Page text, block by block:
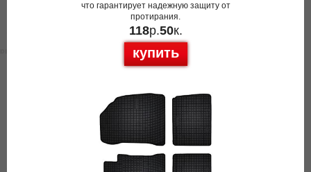
что гарантирует надежную защиту от
протирания.
118р.50к.
купить